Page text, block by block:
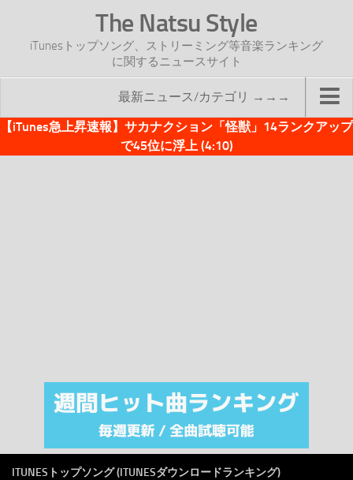
The Natsu Style
iTunesトップソング、ストリーミング等音楽ランキング
に関するニュースサイト
最新ニュース/カテゴリ →→→
TOP
注目カテゴリ
オリジナルiTunes週間トップソング
【iTunes急上昇速報】サカナクション「怪獣」14ランクアップ
で45位に浮上 (4:10)
ITUNESトップソング (ITUNESダウンロードランキング)